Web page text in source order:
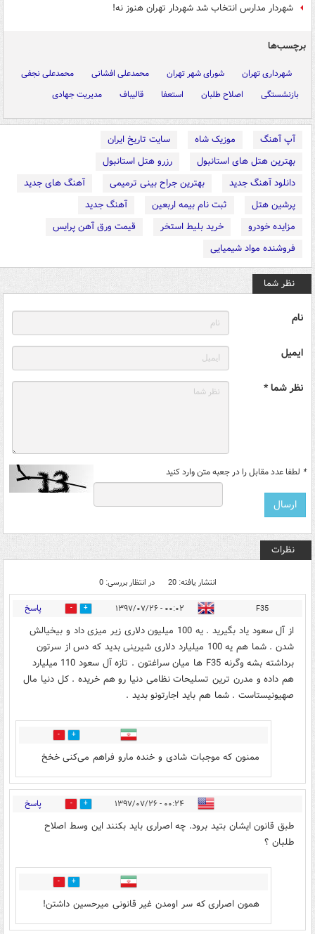
شهردار مدارس انتخاب شد شهردار تهران هنوز نه!
برچسب‌ها
شهرداری تهران شورای شهر تهران محمدعلی افشانی
محمدعلی نجفی
بازنشستگی
اصلاح طلبان استعفا قالیباف مدیریت جهادی
آپ آهنگ موزیک شاه
سایت تاریخ ایران
بهترین هتل های استانبول
رزرو هتل استانبول
دانلود آهنگ جدید
بهترین جراح بینی ترمیمی
آهنگ های جدید
پرشین هتل
ثبت نام بیمه اربعین
آهنگ جدید
مزایده خودرو
خرید بلیط استخر
قیمت ورق آهن پرایس
فروشنده مواد شیمیایی
نظر شما
نام
ایمیل
نظر شما *
* لطفا عدد مقابل را در جعبه متن وارد کنید
نظرات
انتشار یافته: 20 در انتظار بررسی: 0
F35 ۰۰:۰۲ - ۱۳۹۷/۰۷/۲۶ 4 پاسخ
از آل سعود یاد بگیرید . یه 100 میلیون دلاری زیر میزی داد و بیخیالش
شدن . شما هم یه 100 میلیارد دلاری شیرینی بدید که دس از سرتون
برداشته بشه وگرنه F35 ها میان سراغتون . تازه آل سعود 110 میلیارد
هم داده و مدرن ترین تسلیحات نظامی دنیا رو هم خریده . کل دنیا مال
صهیونیستاست . شما هم باید اجارتونو بدید .
9
ممنون که موجبات شادی و خنده مارو فراهم می‌کنی خخخ
۰۰:۲۴ - ۱۳۹۷/۰۷/۲۶ 6 پاسخ
طبق قانون ایشان بتید برود. چه اصراری باید بکنند این وسط اصلاح
طلبان ؟
4
همون اصراری که سر اومدن غیر قانونی میرحسین داشتن!